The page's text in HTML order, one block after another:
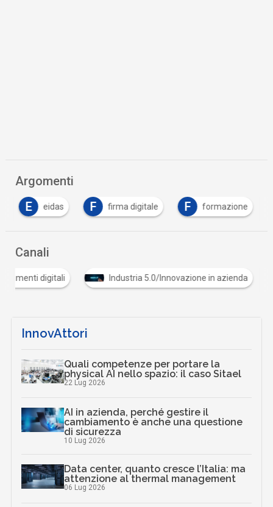
Argomenti
E
eidas F firma digitale F formazione
Canali
Documenti digitali Industria 5.0/Innovazione in
InnovAttori
Quali competenze per portare la
physical AI nello spazio: il caso Sitael
22 Lug 2026
AI in azienda, perché gestire il
cambiamento è anche una questione
di sicurezza
10 Lug 2026
Data center, quanto cresce l’Italia: ma
attenzione al thermal management
06 Lug 2026